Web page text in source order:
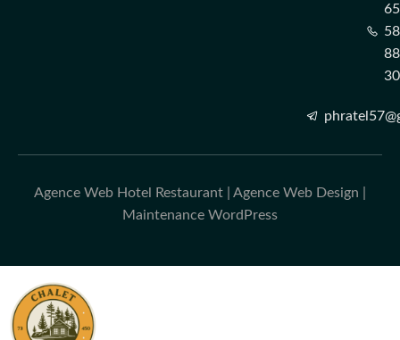
65
58
88
30
Agence Web Hotel Restaurant Agence Web Design
Maintenance WordPress